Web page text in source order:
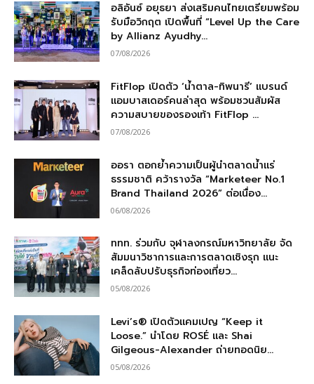
อลิอันซ์ อยุธยา ส่งเสริมคนไทยเตรียมพร้อม
รับมือวิกฤต เปิดพื้นที่ “Level Up the Care
by Allianz Ayudhy...
07/08/2026
FitFlop เปิดตัว ‘น้ำตาล-ทิพนารี’ แบรนด์
แอมบาสเดอร์คนล่าสุด พร้อมชวนสัมผัส
ความสบายของรองเท้า FitFlop ...
07/08/2026
ออรา ตอกย้ำความเป็นผู้นำตลาดน้ำแร่
ธรรมชาติ คว้ารางวัล “Marketeer No.1
Brand Thailand 2026” ต่อเนื่อง...
06/08/2026
ททท. ร่วมกับ จุฬาลงกรณ์มหาวิทยาลัย จัด
สัมมนาวิชาการและการตลาดเชิงรุก แนะ
เคล็ดลับปรับธุรกิจท่องเที่ยว...
05/08/2026
Levi’s® เปิดตัวแคมเปญ “Keep it
Loose.” นำโดย ROSÉ และ Shai
Gilgeous-Alexander ถ่ายทอดนิย...
05/08/2026